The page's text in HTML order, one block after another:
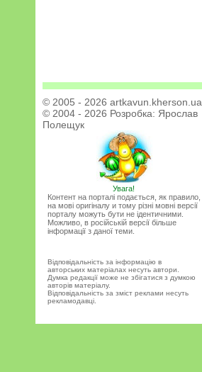
© 2005 - 2026 artkavun.kherson.ua
© 2004 - 2026 Розробка: Ярослав
Полещук
Увага!
Контент на порталі подається, як правило,
на мові оригіналу и тому різні мовні версії
порталу можуть бути не ідентичними.
Можливо, в російській версії більше
інформації з даної теми.
Відповідальність за інформацію в
авторських матеріалах несуть автори.
Думка редакції може не збігатися з думкою
авторів матеріалу.
Відповідальність за зміст реклами несуть
рекламодавці.